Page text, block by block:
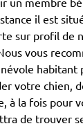
il est
sur profil de
vous
habitant
votre chien,
à la fois pour
de trouver